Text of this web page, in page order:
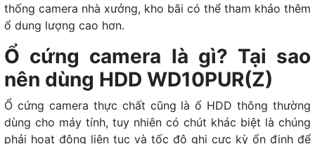
thống camera nhà xưởng, kho bãi có thể tham khảo thêm
ổ dung lượng cao hơn.
Ổ cứng camera là gì? Tại sao
nên dùng HDD WD10PUR(Z)
Ổ cứng camera thực chất cũng là ổ HDD thông thường
dùng cho máy tính, tuy nhiên có chút khác biệt là chúng
phải hoạt động liên tục và tốc độ ghi cực kỳ ổn định để